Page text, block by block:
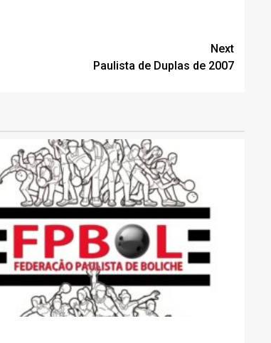
Next
Paulista de Duplas de 2007